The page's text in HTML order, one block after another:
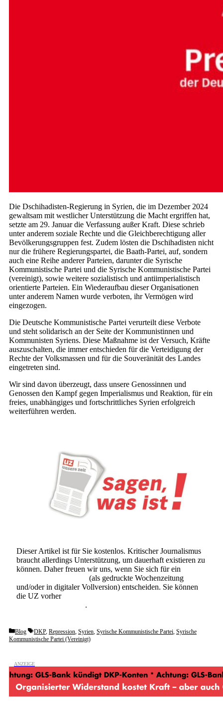
Die Dschihadisten-Regierung in Syrien, die im Dezember 2024
gewaltsam mit westlicher Unterstützung die Macht ergriffen hat,
setzte am 29. Januar die Verfassung außer Kraft. Diese schrieb
unter anderem soziale Rechte und die Gleichberechtigung aller
Bevölkerungsgruppen fest. Zudem lösten die Dschihadisten nicht
nur die frühere Regierungspartei, die Baath-Partei, auf, sondern
auch eine Reihe anderer Parteien, darunter die Syrische
Kommunistische Partei und die Syrische Kommunistische Partei
(vereinigt), sowie weitere sozialistisch und antiimperialistisch
orientierte Parteien. Ein Wiederaufbau dieser Organisationen
unter anderem Namen wurde verboten, ihr Vermögen wird
eingezogen.
Die Deutsche Kommunistische Partei verurteilt diese Verbote
und steht solidarisch an der Seite der Kommunistinnen und
Kommunisten Syriens. Diese Maßnahme ist der Versuch, Kräfte
auszuschalten, die immer entschieden für die Verteidigung der
Rechte der Volksmassen und für die Souveränität des Landes
eingetreten sind.
Wir sind davon überzeugt, dass unsere Genossinnen und
Genossen den Kampf gegen Imperialismus und Reaktion, für ein
freies, unabhängiges und fortschrittliches Syrien erfolgreich
weiterführen werden.
Dieser Artikel ist für Sie kostenlos. Kritischer Journalismus
braucht allerdings Unterstützung, um dauerhaft existieren zu
können. Daher freuen wir uns, wenn Sie sich für ein
(als gedruckte Wochenzeitung
und/oder in digitaler Vollversion) entscheiden. Sie können
die UZ vorher
.
Categories
Blog Tags
DKP, Repression, Syrien, Syrische Kommunistische Partei, Syrische
Kommunistische Partei (Vereinigt)